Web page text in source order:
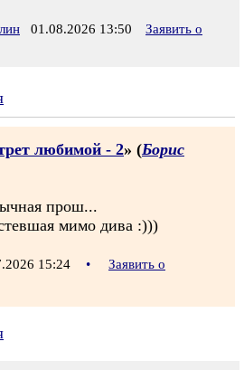
01.08.2026 13:50
Заявить о
любимой - 2» (Борис
прош...
мимо дива :)))
15:24 •
Заявить о